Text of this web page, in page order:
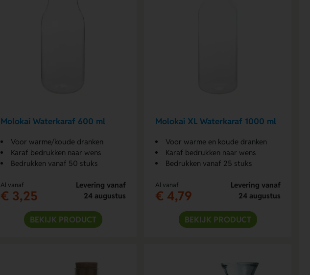
Molokai Waterkaraf 600 ml
Voor warme/koude dranken
Karaf bedrukken naar wens
Bedrukken vanaf 50 stuks
Al vanaf
€ 3,25
Levering vanaf
24 augustus
BEKIJK PRODUCT
Molokai XL Waterkaraf 1000 ml
Voor warme en koude dranken
Karaf bedrukken naar wens
Bedrukken vanaf 25 stuks
Al vanaf
€ 4,79
Levering vanaf
24 augustus
BEKIJK PRODUCT